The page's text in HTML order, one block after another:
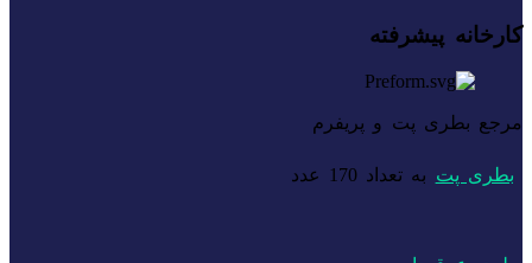
کارخانه پیشرفته
مرجع بطری پت و پریفرم
بطری پت به تعداد 170 عدد